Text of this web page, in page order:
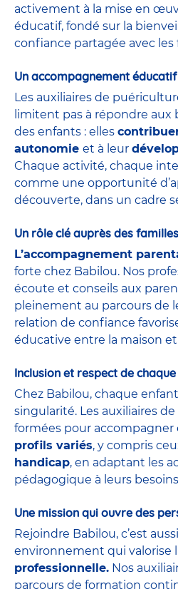
activement à la mise en
éducatif, fondé sur la
confiance partagée avec les
Un accompagnement
Les auxiliaires de
limitent pas à répondre aux
des enfants : elles
autonomie et à leur
Chaque activité, chaque
comme une opportunité
découverte, dans un cadre
Un rôle clé auprès des familles
L’accompagnement
forte chez Babilou. Nos
écoute et conseils aux
pleinement au parcours de
relation de confiance
éducative entre la maison et
Inclusion et respect de
Chez Babilou, chaque
singularité. Les auxiliaires
formées pour accompagner
profils variés, y compris
handicap, en adaptant les
pédagogique à leurs
Une mission qui ouvre des
Rejoindre Babilou, c’est
environnement qui valorise
professionnelle. Nos
parcours de formation